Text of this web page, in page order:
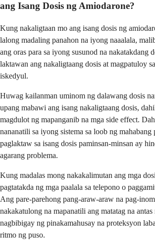
ang Isang Dosis ng Amiodarone?
Kung nakaligtaan mo ang isang dosis ng
lalong madaling panahon na iyong naaalala,
ang oras para sa iyong susunod na nakatakdang
laktawan ang nakaligtaang dosis at magpatuloy
iskedyul.
Huwag kailanman uminom ng dalawang dosis
upang mabawi ang isang nakaligtaang dosis,
magdulot ng mapanganib na mga side effect.
nananatili sa iyong sistema sa loob ng mahabang
paglaktaw sa isang dosis paminsan-minsan ay
agarang problema.
Kung madalas mong nakakalimutan ang mga
pagtatakda ng mga paalala sa telepono o
Ang pare-parehong pang-araw-araw na pag-
nakakatulong na mapanatili ang matatag na antas
nagbibigay ng pinakamahusay na proteksyon
ritmo ng puso.